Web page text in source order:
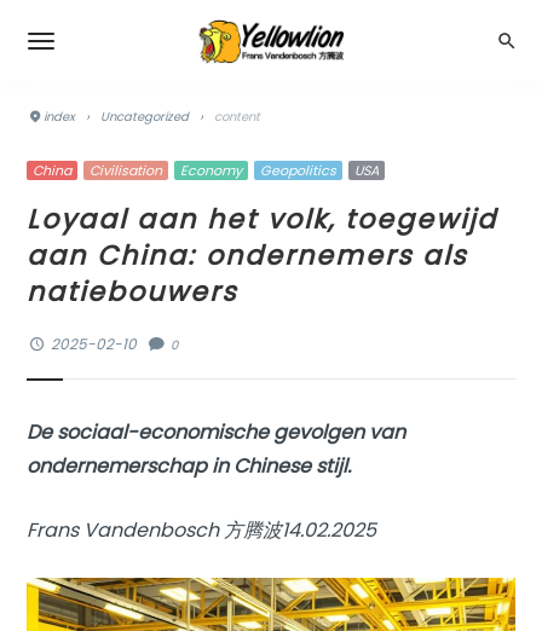
index › Uncategorized › content
China Civilisation Economy Geopolitics USA
Loyaal aan het volk, toegewijd
aan China: ondernemers als
natiebouwers
2025-02-10 0
De sociaal-economische gevolgen van
ondernemerschap in Chinese stijl.
Frans Vandenbosch 方腾波14.02.2025